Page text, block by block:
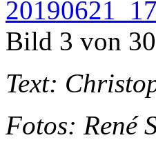
Bild 3 von 30
Text:
Fotos: René